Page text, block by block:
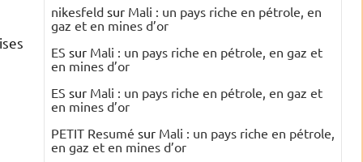
nikesfeld sur Mali : un pays riche en pétrole, en
gaz et en mines d’or
ES sur Mali : un pays riche en pétrole, en gaz et
en mines d’or
ES sur Mali : un pays riche en pétrole, en gaz et
en mines d’or
PETIT Resumé sur Mali : un pays riche en pétrole,
en gaz et en mines d’or